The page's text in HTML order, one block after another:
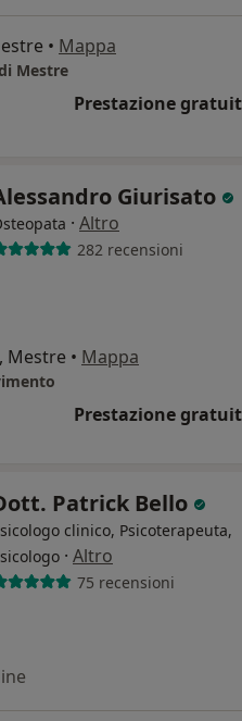
• Mappa
Mestre
Prestazione
Giurisato
· Altro
282 recensioni
Mestre • Mappa
Prestazione
Patrick Bello
clinico, Psicoterapeuta,
· Altro
75 recensioni